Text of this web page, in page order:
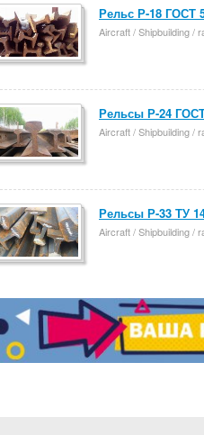
Рельс Р-18 ГОСТ
Aircraft / Shipbuilding /
Рельсы Р-24 ГОСТ
Aircraft / Shipbuilding /
Рельсы Р-33 ТУ
Aircraft / Shipbuilding /